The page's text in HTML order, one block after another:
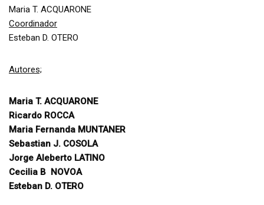
Maria T. ACQUARONE
Coordinador
Esteban D. OTERO
Autores;
Maria T. ACQUARONE
Ricardo ROCCA
Maria Fernanda MUNTANER
Sebastian J. COSOLA
Jorge Aleberto LATINO
Cecilia B NOVOA
Esteban D. OTERO